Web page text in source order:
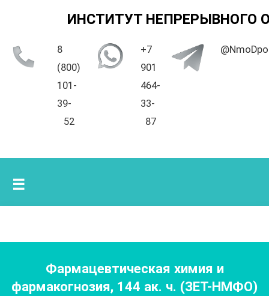
ИНСТИТУТ НЕПРЕРЫВНОГО
8
(800)
101-
39-
52
+7
901
464-
33-
87
☰
Фармацевтическая химия и
фармакогнозия, 144 ак. ч. (ЗЕТ-НМФО)